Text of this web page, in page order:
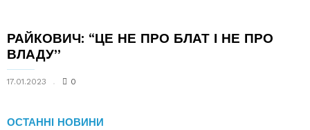
РАЙКОВИЧ: “ЦЕ НЕ ПРО БЛАТ І НЕ ПРО
ВЛАДУ”
17.01.2023 0
ОСТАННІ НОВИНИ